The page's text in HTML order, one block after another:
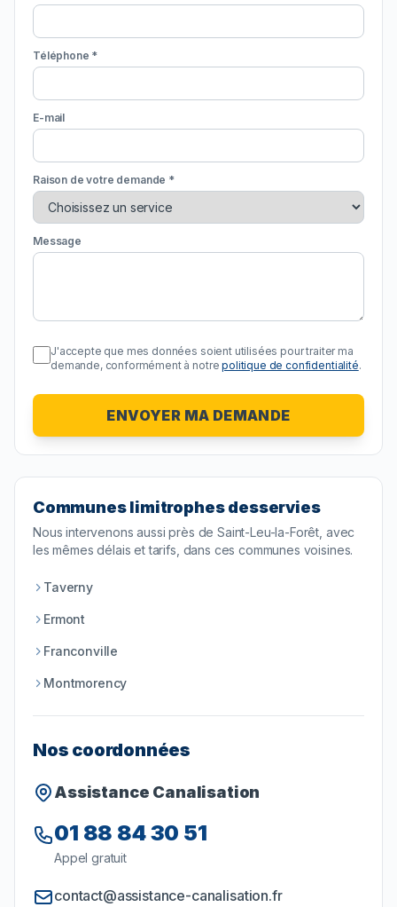
Téléphone *
E-mail
Raison de votre demande *
Message
J'accepte que mes données soient utilisées pour traiter ma
demande, conformément à notre politique de confidentialité.
ENVOYER MA DEMANDE
Communes limitrophes desservies
Nous intervenons aussi près deSaint-Leu-la-Forêt , avec
les mêmes délais et tarifs, dans ces communes voisines.
Taverny
Ermont
Franconville
Montmorency
Nos coordonnées
Assistance Canalisation
01 88 84 30 51
Appel gratuit
contact@assistance-canalisation.fr